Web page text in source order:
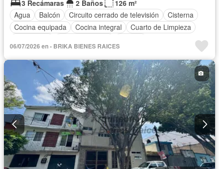
3 Recámaras
2 Baños
126 m²
Agua
Balcón Circuito cerrado de televisión
Cisterna
Cocina equipada
Cocina integral
Cuarto de Limpieza
Recámara con closet
Televisión por cable
Vista panorámica
Wifi Permite mascotas Permite niños
06/07/2026 en - BRIKA BIENES RAICES